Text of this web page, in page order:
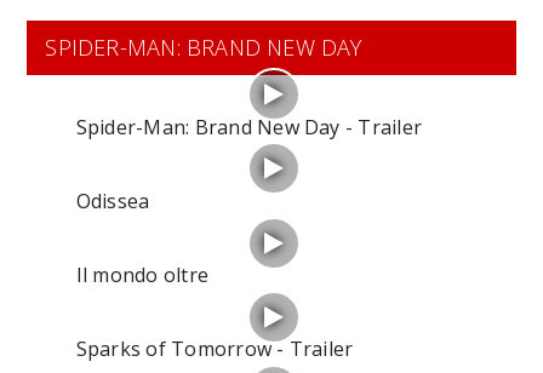
SPIDER-MAN: BRAND NEW DAY
Spider-Man: Brand New Day - Trailer
Odissea
Il mondo oltre
Sparks of Tomorrow - Trailer